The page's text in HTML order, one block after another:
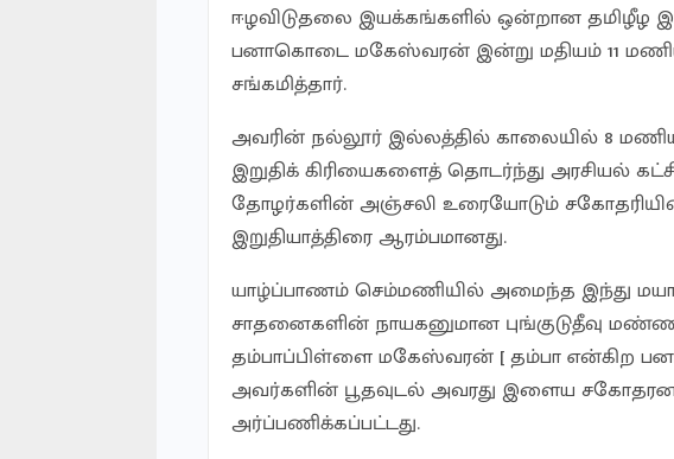
ஈழவிடுதலை இயக்கங்களில் ஒன்றான தமிழீழ
பனாகொடை மகேஸ்வரன் இன்று மதியம் 11
சங்கமித்தார்.
அவரின் நல்லூர் இல்லத்தில் காலையில் 8
இறுதிக் கிரியைகளைத் தொடர்ந்து அரசியல்
தோழர்களின் அஞ்சலி உரையோடும்
இறுதியாத்திரை ஆரம்பமானது.
யாழ்ப்பாணம் செம்மணியில் அமைந்த இந்து
சாதனைகளின் நாயகனுமான புங்குடுதீவு
தம்பாப்பிள்ளை மகேஸ்வரன் [ தம்பா என்கிற
அவர்களின் பூதவுடல் அவரது இளைய
அர்ப்பணிக்கப்பட்டது.